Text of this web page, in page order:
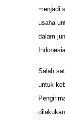
menjadi
usaha
dalam
Salah
untuk